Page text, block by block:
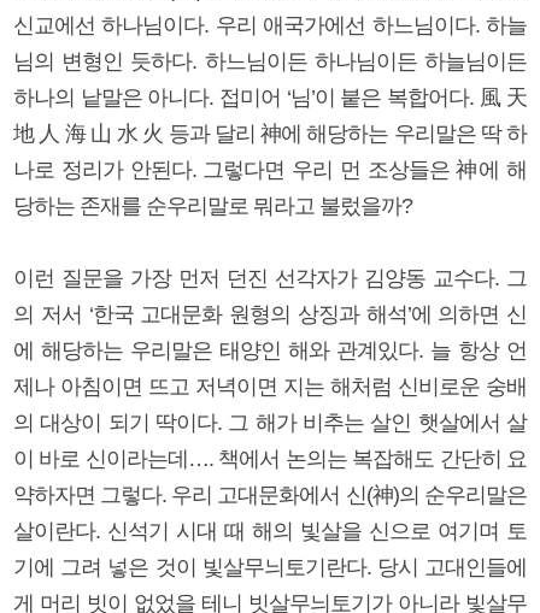
신교에선 하나님이다. 우리 애국가에선 하느님이다. 하늘
님의 변형인 듯하다. 하느님이든 하나님이든 하늘님이든
하나의 낱말은 아니다. 접미어 ‘님’이 붙은 복합어다. 風 天
地 人 海 山 水 火 등과 달리 神에 해당하는 우리말은 딱 하
나로 정리가 안된다. 그렇다면 우리 먼 조상들은 神에 해
당하는 존재를 순우리말로 뭐라고 불렀을까?
이런 질문을 가장 먼저 던진 선각자가 김양동 교수다. 그
의 저서 ‘한국 고대문화 원형의 상징과 해석’에 의하면 신
에 해당하는 우리말은 태양인 해와 관계있다. 늘 항상 언
제나 아침이면 뜨고 저녁이면 지는 해처럼 신비로운 숭배
의 대상이 되기 딱이다. 그 해가 비추는 살인 햇살에서 살
이 바로 신이라는데…. 책에서 논의는 복잡해도 간단히 요
약하자면 그렇다. 우리 고대문화에서 신(神)의 순우리말은
살이란다. 신석기 시대 때 해의 빛살을 신으로 여기며 토
기에 그려 넣은 것이 빛살무늬토기란다. 당시 고대인들에
게 머리 빗이 없었을 테니 빗살무늬토기가 아니라 빛살무